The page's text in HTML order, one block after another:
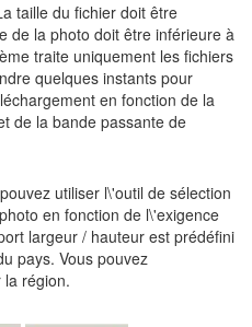
taille du fichier doit être
de la photo doit être inférieure à
traite uniquement les fichiers
quelques instants pour
en fonction de la
de la bande passante de
utiliser l\'outil de sélection
en fonction de l\'exigence
largeur / hauteur est prédéfini
pays. Vous pouvez
région.